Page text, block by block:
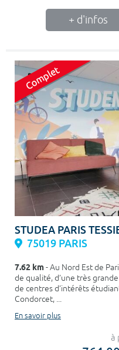
+ d'infos
STUDEA PARIS
75019 PARIS
7.62 km- Au Nord Est de
de qualité, d’une très
de centres d’intérêts
Condorcet, ...
En savoir plus
à